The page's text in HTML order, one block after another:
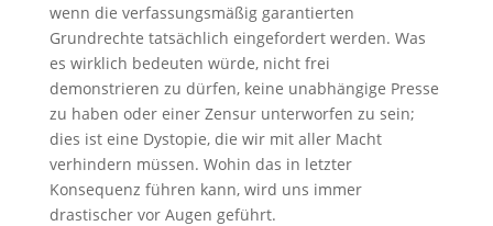
wenn die verfassungsmäßig garantierten
Grundrechte tatsächlich eingefordert werden. Was
es wirklich bedeuten würde, nicht frei
demonstrieren zu dürfen, keine unabhängige Presse
zu haben oder einer Zensur unterworfen zu sein;
dies ist eine Dystopie, die wir mit aller Macht
verhindern müssen. Wohin das in letzter
Konsequenz führen kann, wird uns immer
drastischer vor Augen geführt.